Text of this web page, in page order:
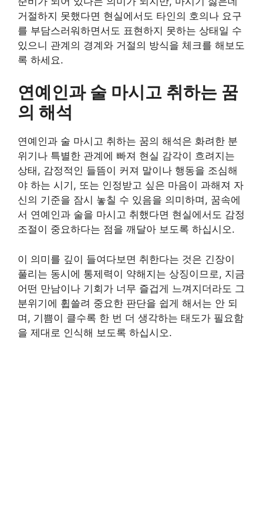
거절하지 못했다면 현실에서도 타인의 호의나 요구
를 부담스러워하면서도 표현하지 못하는 상태일 수
있으니 관계의 경계와 거절의 방식을 체크를 해보도
록 하세요.
연예인과 술 마시고 취하는 꿈
의 해석
연예인과 술 마시고 취하는 꿈의 해석은 화려한 분
위기나 특별한 관계에 빠져 현실 감각이 흐려지는
상태, 감정적인 들뜸이 커져 말이나 행동을 조심해
야 하는 시기, 또는 인정받고 싶은 마음이 과해져 자
신의 기준을 잠시 놓칠 수 있음을 의미하며, 꿈속에
서 연예인과 술을 마시고 취했다면 현실에서도 감정
조절이 중요하다는 점을 깨달아 보도록 하십시오.
이 의미를 깊이 들여다보면 취한다는 것은 긴장이
풀리는 동시에 통제력이 약해지는 상징이므로, 지금
어떤 만남이나 기회가 너무 즐겁게 느껴지더라도 그
분위기에 휩쓸려 중요한 판단을 쉽게 해서는 안 되
며, 기쁨이 클수록 한 번 더 생각하는 태도가 필요함
을 제대로 인식해 보도록 하십시오.